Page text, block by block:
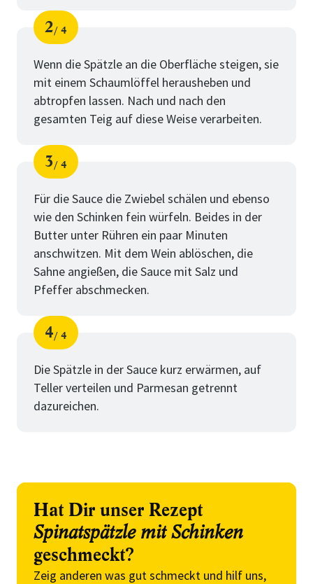
Schritt
2
von
4
Wenn die Spätzle an die Oberfläche steigen, sie
mit einem Schaumlöffel herausheben und
abtropfen lassen. Nach und nach den
gesamten Teig auf diese Weise verarbeiten.
Schritt
3
von
4
Für die Sauce die Zwiebel schälen und ebenso
wie den Schinken fein würfeln. Beides in der
Butter unter Rühren ein paar Minuten
anschwitzen. Mit dem Wein ablöschen, die
Sahne angießen, die Sauce mit Salz und
Pfeffer abschmecken.
Schritt
4
von
4
Die Spätzle in der Sauce kurz erwärmen, auf
Teller verteilen und Parmesan getrennt
dazureichen.
Hat Dir unser Rezept
Spinatspätzle mit Schinken
geschmeckt?
Zeig anderen was gut schmeckt und hilf uns,